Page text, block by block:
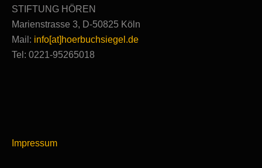
STIFTUNG HÖREN
Marienstrasse 3, D-50825 Köln
Mail: info[at]hoerbuchsiegel.de
Tel: 0221-95265018
Impressum